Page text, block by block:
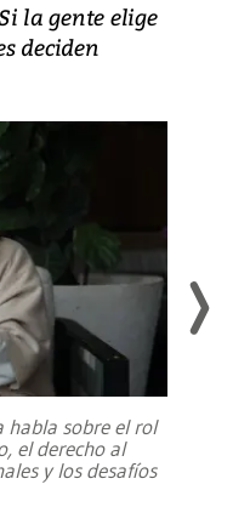
la gente elige
deciden
habla sobre el rol
el derecho al
y los desafíos